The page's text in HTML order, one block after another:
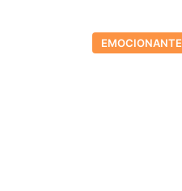
EMOCIONANTE